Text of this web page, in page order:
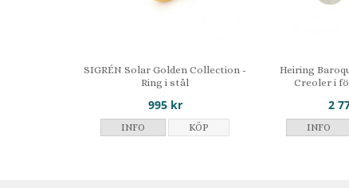
SIGRÉN Solar Golden Collection -
Ring i stål
995 kr
INFO KÖP
Heiring
Creoler i
2
INFO